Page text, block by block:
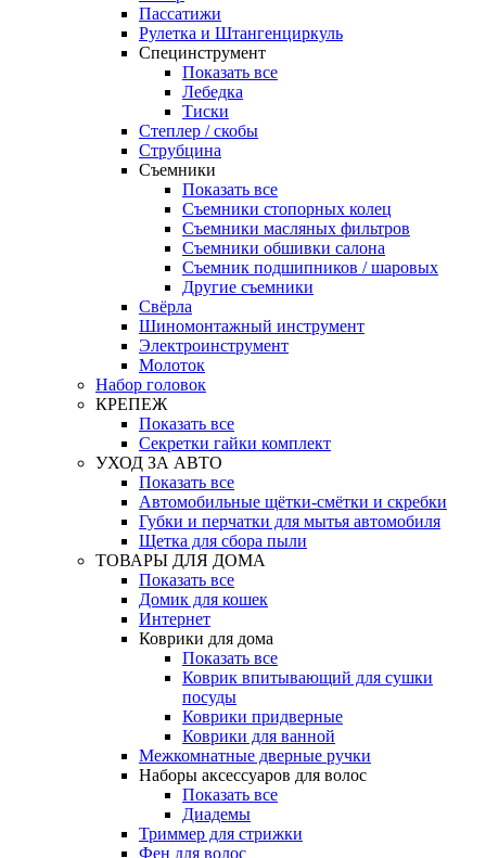
Пассатижи
Рулетка и Штангенциркуль
Специнструмент
Показать все
Лебедка
Тиски
Степлер / скобы
Струбцина
Съемники
Показать все
Съемники стопорных колец
Съемники масляных фильтров
Съемники обшивки салона
Съемник подшипников / шаровых
Другие съемники
Свёрла
Шиномонтажный инструмент
Электроинструмент
Молоток
Набор головок
КРЕПЕЖ
Показать все
Секретки гайки комплект
УХОД ЗА АВТО
Показать все
Автомобильные щётки-смётки и скребки
Губки и перчатки для мытья автомобиля
Щетка для сбора пыли
ТОВАРЫ ДЛЯ ДОМА
Показать все
Домик для кошек
Интернет
Коврики для дома
Показать все
Коврик впитывающий для сушки
посуды
Коврики придверные
Коврики для ванной
Межкомнатные дверные ручки
Наборы аксессуаров для волос
Показать все
Диадемы
Триммер для стрижки
Фен для волос